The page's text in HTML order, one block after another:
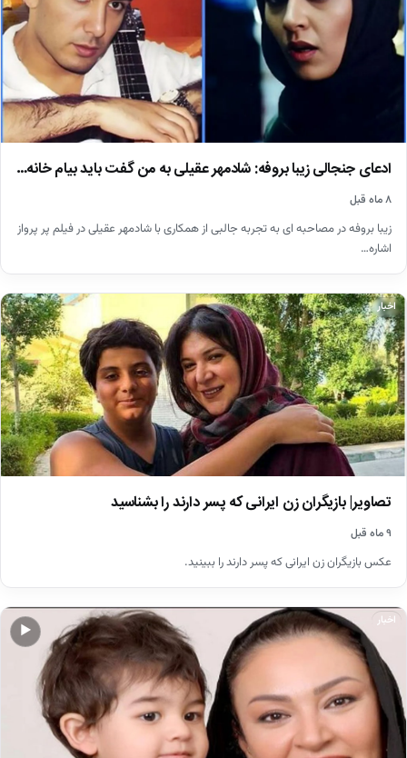
ادعای جنجالی زیبا بروفه: شادمهر عقیلی به من گفت باید بیام خانه…
۸ ماه قبل
زیبا بروفه در مصاحبه ای به تجربه جالبی از همکاری با شادمهر عقیلی در فیلم پر پرواز
اشاره…
اخبار
تصاویر| بازیگران زن ایرانی که پسر دارند را بشناسید
۹ ماه قبل
عکس بازیگران زن ایرانی که پسر دارند را ببینید.
▶
اخبار